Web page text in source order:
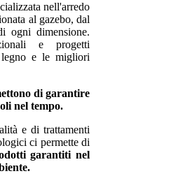
nell'arredo
al gazebo, dal
ogni dimensione.
e progetti
e le migliori
di garantire
nel tempo.
e di trattamenti
ci permette di
garantiti nel